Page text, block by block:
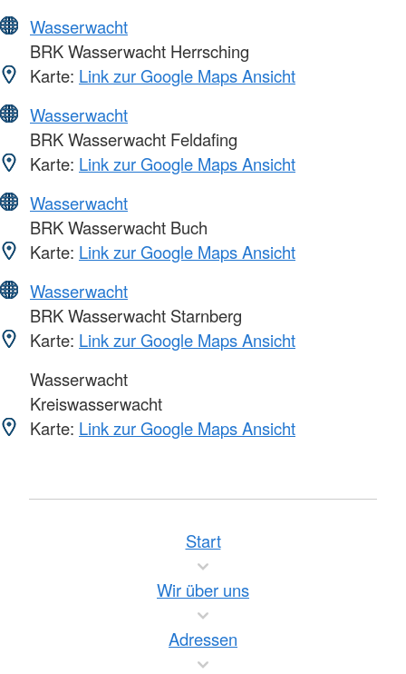
Wasserwacht
BRK Wasserwacht Herrsching
Karte: Link zur Google Maps Ansicht
Wasserwacht
BRK Wasserwacht Feldafing
Karte: Link zur Google Maps Ansicht
Wasserwacht
BRK Wasserwacht Buch
Karte: Link zur Google Maps Ansicht
Wasserwacht
BRK Wasserwacht Starnberg
Karte: Link zur Google Maps Ansicht
Wasserwacht
Kreiswasserwacht
Karte: Link zur Google Maps Ansicht
Start
Wir über uns
Adressen